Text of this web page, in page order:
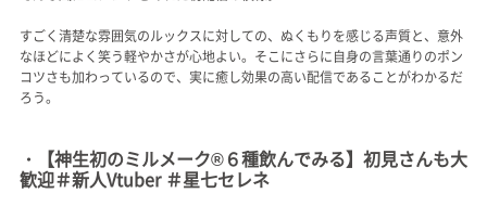
すごく清楚な雰囲気のルックスに対しての、ぬくもりを感じる声質と、意外
なほどによく笑う軽やかさが心地よい。そこにさらに自身の言葉通りのポン
コツさも加わっているので、実に癒し効果の高い配信であることがわかるだ
ろう。
・【神生初のミルメーク®６種飲んでみる】初見さんも大
歓迎＃新人Vtuber ＃星七セレネ